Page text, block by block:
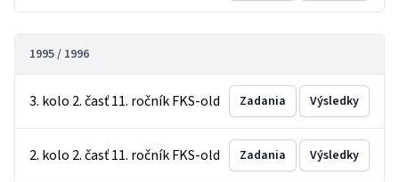
1995 / 1996
3. kolo 2. časť 11. ročník FKS-old Zadania Výsledky
2. kolo 2. časť 11. ročník FKS-old Zadania Výsledky